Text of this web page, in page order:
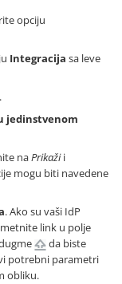
opciju
Integracija sa leve
.
jedinstvenom
naPrikažii
mogu biti navedene
. Ako su vaši IdP
link u polje
da biste
potrebni parametri
obliku.